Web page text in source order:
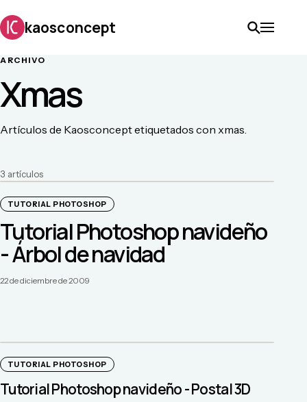
kaosconcept
ARCHIVO
Xmas
Artículos de Kaosconcept etiquetados con xmas.
3 artículos
TUTORIAL PHOTOSHOP
Tutorial Photoshop navideño
- Árbol de navidad
22 de diciembre de 2009
TUTORIAL PHOTOSHOP
Tutorial Photoshop navideño - Postal 3D